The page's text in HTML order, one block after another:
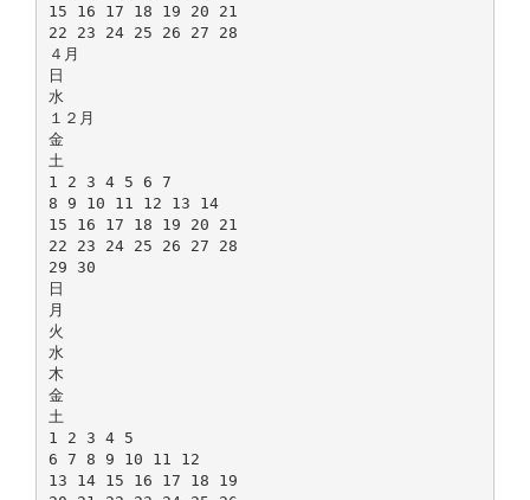
15 16 17 18 19 20 21
22 23 24 25 26 27 28
４月
日
水
１２月
金
土
1 2 3 4 5 6 7
8 9 10 11 12 13 14
15 16 17 18 19 20 21
22 23 24 25 26 27 28
29 30
日
月
火
水
木
金
土
1 2 3 4 5
6 7 8 9 10 11 12
13 14 15 16 17 18 19